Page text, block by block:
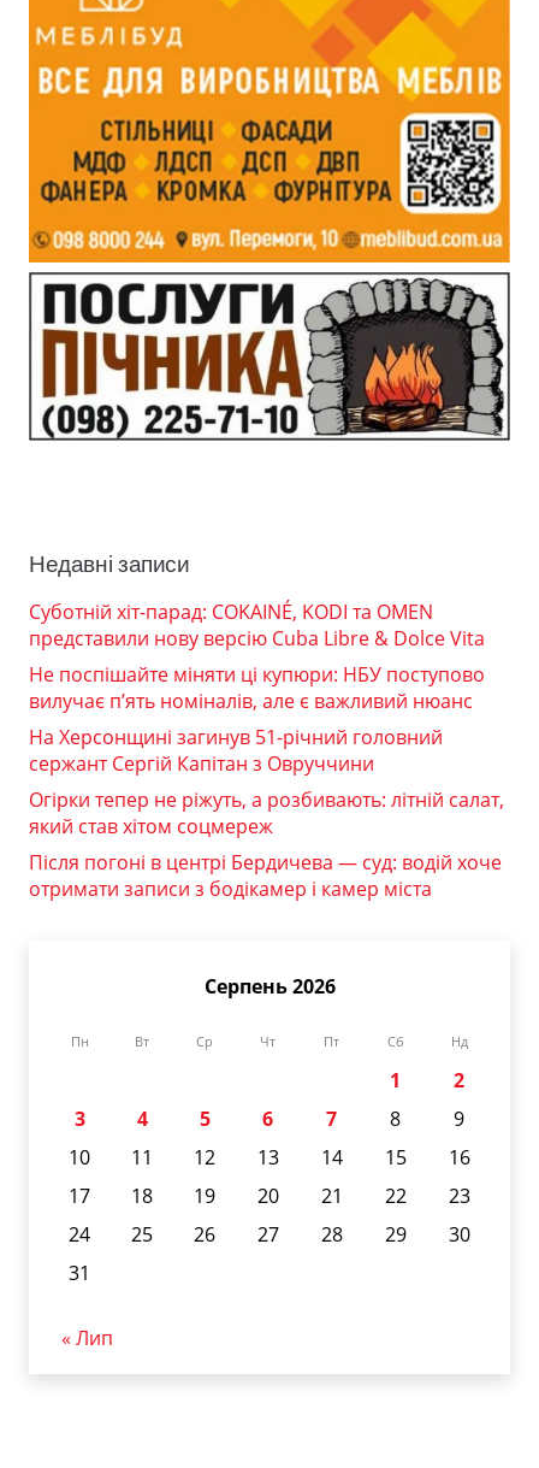
Недавні записи
Суботній хіт-парад: COKAINÉ, KODI та OMEN
представили нову версію Cuba Libre & Dolce Vita
Не поспішайте міняти ці купюри: НБУ поступово
вилучає п’ять номіналів, але є важливий нюанс
На Херсонщині загинув 51-річний головний
сержант Сергій Капітан з Овруччини
Огірки тепер не ріжуть, а розбивають: літній салат,
який став хітом соцмереж
Після погоні в центрі Бердичева — суд: водій хоче
отримати записи з бодікамер і камер міста
Серпень 2026
Пн Вт Ср Чт Пт Сб Нд
1
2
3
4 5 6 7 8
9
10
11 12 13 14 15
16
17
18 19 20 21 22
23
24
25 26 27 28 29
30
31
« Лип